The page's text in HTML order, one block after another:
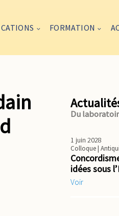
FORMATION
Du
1 juin 2028
Colloque|
idées sous
Voir